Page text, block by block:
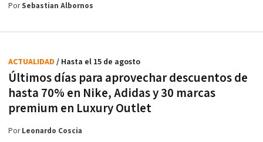
PorSebastian Albornos
Últimos días para aprovechar descuentos de
hasta 70% en Nike, Adidas y 30 marcas
premium en Luxury Outlet
ACTUALIDAD / Hasta el 15 de agosto
PorLeonardo Coscia